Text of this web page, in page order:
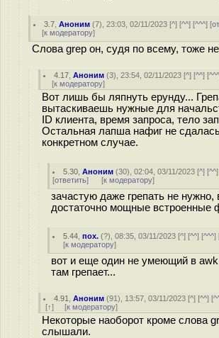
3.7 ,Аноним (7), 23:03, 02/11/2023 [^] [^^] [^^^] [
[к модератору]
Слова grep он, судя по всему, тоже
4.17 ,Аноним (3), 23:54, 02/11/2023 [^] [^^] [
[к модератору]
Вот лишь бы ляпнуть ерунду...
вытаскиваешь нужные для
ID клиента, время запроса, тело
Остальная лапша нафиг не
конкретном случае.
5.30 ,Аноним (30), 02:04, 03/11/2023 [^] [^^
[ответить] [к модератору]
зачастую даже грепать не нужно,
достаточно мощные встроенные
5.44 ,пох. (?), 08:35, 03/11/2023 [^] [^^] [^^^]
[к модератору]
вот и еще один не умеющий в awk
там грепает...
4.91 ,Аноним (91), 13:57, 03/11/2023 [^] [^^] [
[↑] [к модератору]
Некоторые наоборот кроме слова
слышали.